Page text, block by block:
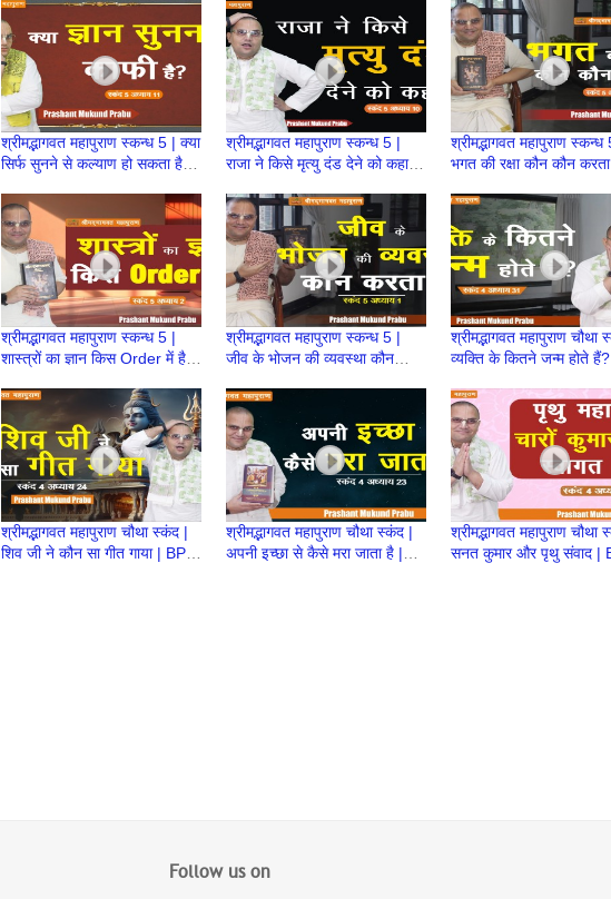
Mukund Prabhu
श्रीमद्भागवत महापुराण स्कन्ध 5 | क्या
सिर्फ सुनने से कल्याण हो सकता है?
श्रीमद्भागवत महापुराण स्कन्ध 5 |
राजा ने किसे मृत्यु दंड देने को कहा? |
श्रीमद्भागवत महापुराण स्कन्ध
भगत की रक्षा कौन कौन
Prabhu
श्रीमद्भागवत महापुराण स्कन्ध 5 |
शास्त्रों का ज्ञान किस Order में है?
Prabhu
श्रीमद्भागवत महापुराण स्कन्ध 5 |
जीव के भोजन की व्यवस्था कौन
Prabhu
श्रीमद्भागवत महापुराण चौथा
व्यक्ति के कितने जन्म होते
Prabhu
श्रीमद्भागवत महापुराण चौथा स्कंद |
शिव जी ने कौन सा गीत गाया | BP
श्रीमद्भागवत महापुराण चौथा स्कंद |
अपनी इच्छा से कैसे मरा जाता है |
श्रीमद्भागवत महापुराण चौथा
सनत कुमार और पृथु संवाद |
Follow us on